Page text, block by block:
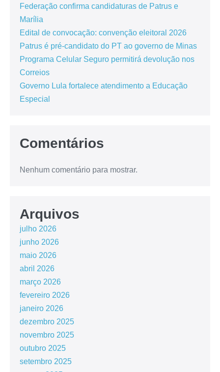
Federação confirma candidaturas de Patrus e
Marília
Edital de convocação: convenção eleitoral 2026
Patrus é pré-candidato do PT ao governo de Minas
Programa Celular Seguro permitirá devolução nos
Correios
Governo Lula fortalece atendimento a Educação
Especial
Comentários
Nenhum comentário para mostrar.
Arquivos
julho 2026
junho 2026
maio 2026
abril 2026
março 2026
fevereiro 2026
janeiro 2026
dezembro 2025
novembro 2025
outubro 2025
setembro 2025